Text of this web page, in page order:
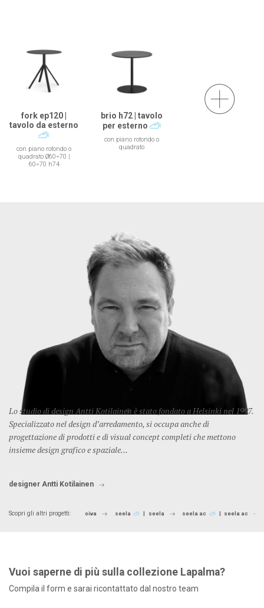
fork ep120 |
tavolo da esterno
con piano rotondo o
quadrato Ø60÷70 |
60÷70 h74
brio h72 | tavolo
per esterno
con piano rotondo o
quadrato
Lo studio di design Antti Kotilainen è stato fondato a Helsinki nel 1997.
Specializzato nel design d’arredamento, si occupa anche di
progettazione di prodotti e di visual concept completi che mettono
insieme design grafico e spaziale...
designer Antti Kotilainen
Scopri gli altri progetti: oiva seela
seela seela ac
seela ac
Vuoi saperne di più sulla collezione Lapalma?
Compila il form e sarai ricontattato dal nostro team